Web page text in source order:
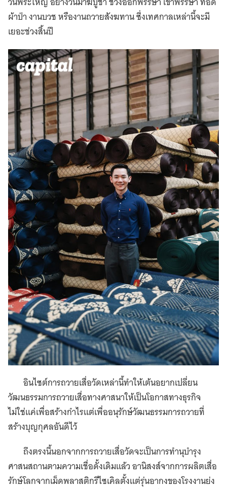
ผ้าป่า งานบวช หรืองานถวายสังฆทาน ซึ่งเทศกาลเหล่านี้จะมี
เยอะช่วงสิ้นปี
อินไซต์การถวายเสื่อวัดเหล่านี้ทำให้เต้นอยากเปลี่ยน
วัฒนธรรมการถวายเสื่อทางศาสนาให้เป็นโอกาสทางธุรกิจ
ไม่ใช่แค่เพื่อสร้างกำไรแต่เพื่ออนุรักษ์วัฒนธรรมการถวายที่
สร้างบุญกุศลอันดีไว้
ถึงตรงนี้นอกจากการถวายเสื่อวัดจะเป็นการทำนุบำรุง
ศาสนสถานตามความเชื่อดั้งเดิมแล้ว อานิสงส์จากการผลิตเสื่อ
รักษ์โลกจากเม็ดพลาสติกรีไซเคิลตั้งแต่รุ่นอากงของโรงงานย่ง